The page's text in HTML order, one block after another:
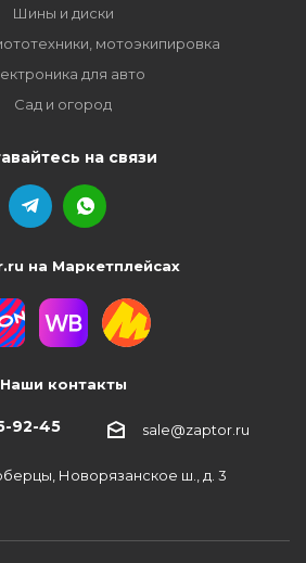
Шины и диски
мотоэкипировка
для авто
Сад и огород
на связи
на Маркетплейсах
Наши контакты
92-45 sale@zaptor.ru
Новорязанское ш., д. 3